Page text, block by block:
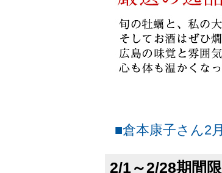
■倉本康子さん2
2/1～2/28期間